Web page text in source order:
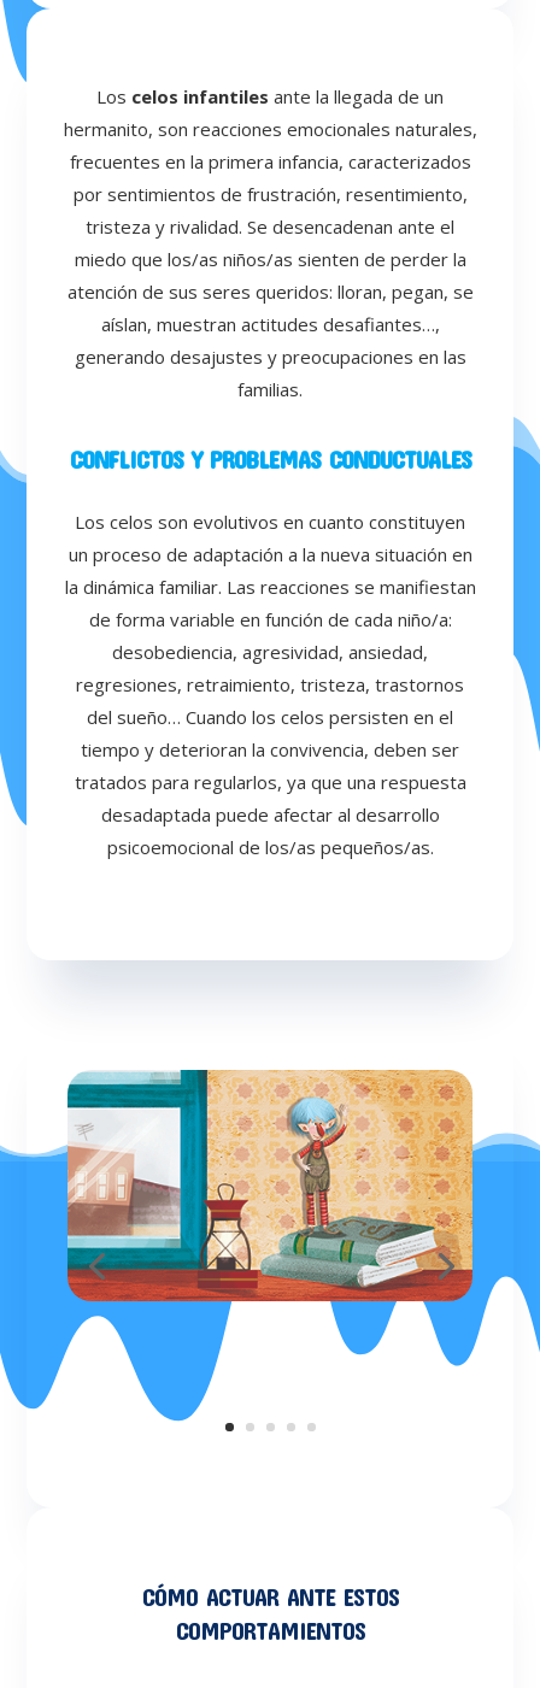
Los celos infantiles ante la llegada de un
hermanito, son reacciones emocionales naturales,
frecuentes en la primera infancia, caracterizados
por sentimientos de frustración, resentimiento,
tristeza y rivalidad. Se desencadenan ante el
miedo que los/as niños/as sienten de perder la
atención de sus seres queridos: lloran, pegan, se
aíslan, muestran actitudes desafiantes…,
generando desajustes y preocupaciones en las
familias.
CONFLICTOS Y PROBLEMAS CONDUCTUALES
Los celos son evolutivos en cuanto constituyen
un proceso de adaptación a la nueva situación en
la dinámica familiar. Las reacciones se manifiestan
de forma variable en función de cada niño/a:
desobediencia, agresividad, ansiedad,
regresiones, retraimiento, tristeza, trastornos
del sueño… Cuando los celos persisten en el
tiempo y deterioran la convivencia, deben ser
tratados para regularlos, ya que una respuesta
desadaptada puede afectar al desarrollo
psicoemocional de los/as pequeños/as.
CÓMO ACTUAR ANTE ESTOS
COMPORTAMIENTOS